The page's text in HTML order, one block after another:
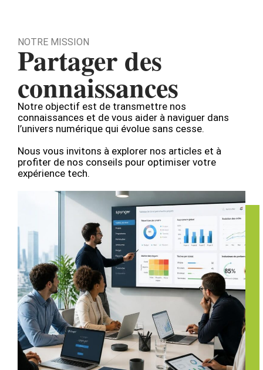
NOTRE MISSION
Partager des
connaissances
Notre objectif est de transmettre nos
connaissances et de vous aider à naviguer dans
l’univers numérique qui évolue sans cesse.
Nous vous invitons à explorer nos articles et à
profiter de nos conseils pour optimiser votre
expérience tech.